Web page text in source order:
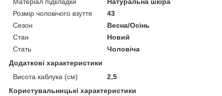
Розмір чоловічого взуття
43
Сезон
Весна/Осінь
Стан
Новий
Стать
Чоловіча
Додаткові характеристики
Висота каблука (см)
2,5
Користувальницькі характеристики